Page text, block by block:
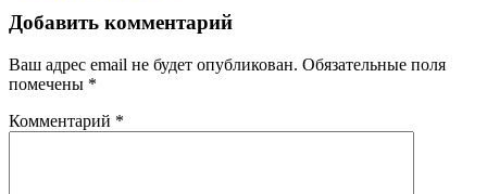
Добавить комментарий
Ваш адрес email не будет опубликован. Обязательные поля
помечены *
Комментарий *